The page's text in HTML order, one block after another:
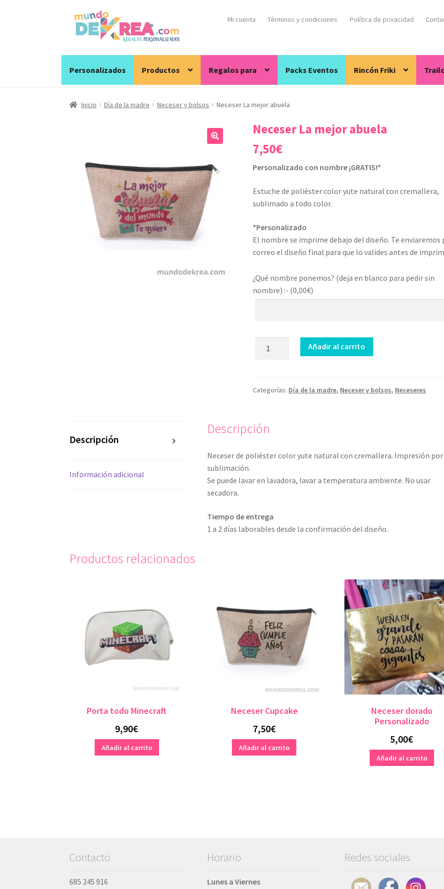
IrIr
contenido
Mi cuenta Términos y condiciones Política de privacidad
Personalizados Productos Regalos para Packs Eventos Rincón Friki
Inicio Día de la madre Neceser y bolsos Neceser La mejor abuela
Neceser La mejor abuela
7,50€
Personalizado con nombre ¡GRATIS!*
Estuche de poliéster color yute natural con cremallera,
sublimado a todo color.
*Personalizado
El nombre se imprime debajo del diseño. Te enviaremos
correo el diseño final para que lo valides antes de
¿Qué nombre ponemos? (deja en blanco para pedir sin
nombre) :- (0,00€)
Neceser
cantidad
Añadir al carrito
Categorías: Día de la madre, Neceser y bolsos, Neceseres
Descripción
Información adicional
Descripción
Neceser de poliéster color yute natural con cremallera. Impresión por
sublimación.
Se puede lavar en lavadora, lavar a temperatura ambiente. No usar
secadora.
Tiempo de entrega
1 a 2 días laborables desde la confirmación del diseño.
Productos relacionados
Porta todo Minecraft
9,90€
Añadir al carrito
Neceser Cupcake
7,50€
Añadir al carrito
Neceser dorado
Personalizado
5,00€
Añadir al carrito
Contacto
685 245 916
Horario
Lunes a Viernes
Redes sociales